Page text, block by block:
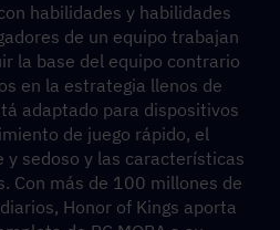
habilidades y habilidades
de un equipo trabajan
la base del equipo contrario
en la estrategia llenos de
adaptado para dispositivos
de juego rápido, el
y sedoso y las características
Con más de 100 millones de
Honor of Kings aporta